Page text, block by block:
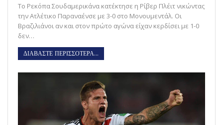
Το Ρεκόπα Σουδαμερικάνα κατέκτησε η Ρίβερ Πλέιτ νικώντας
την Ατλέτικο Παραναένσε με 3-0 στο Μονουμεντάλ. Οι
Βραζιλιάνοι αν και στον πρώτο αγώνα είχαν κερδίσει με 1-0
δεν…
ΔΙΑΒΑΣΤΕ ΠΕΡΙΣΣΟΤΕΡΑ...